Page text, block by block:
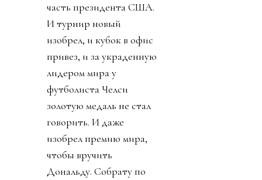
часть президента США.
И турнир новый
изобрел, и кубок в офис
привез, и за украденную
лидером мира у
футболиста Челси
золотую медаль не стал
говорить. И даже
изобрел премию мира,
чтобы вручить
Дональду. Собрату по